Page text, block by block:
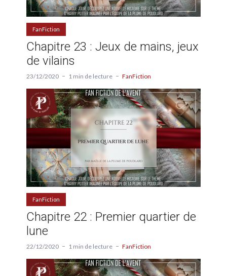
FanFiction
Chapitre 23 : Jeux de mains, jeux
de vilains
23/12/2020 1 min de lecture FanFiction
FanFiction
Chapitre 22 : Premier quartier de
lune
22/12/2020 1 min de lecture FanFiction